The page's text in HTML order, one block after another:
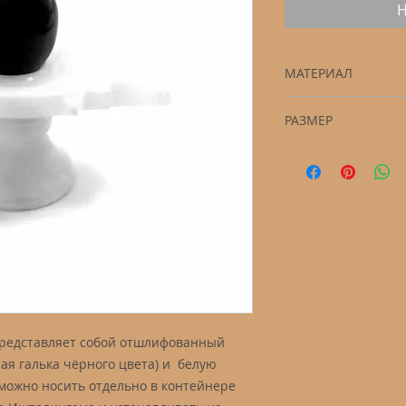
собой отшлифованный
галька чёрного цвета) и белую
носить отдельно в контейнере
МАТЕРИАЛ
РАЗМЕР